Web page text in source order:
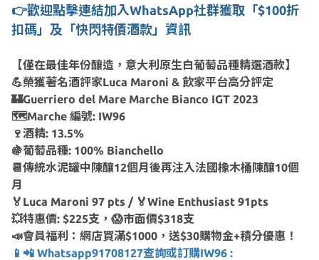
👉歡迎點擊連結加入WhatsApp社群獲取「$100折
扣碼」及「快閃特價酒款」資訊
【僅在最佳年份釀造，意大利原生白葡萄品種精選酒款】
💪榮獲著名酒評家Luca Maroni & 飲家平台高分評定
🏰Guerriero del Mare Marche Bianco IGT 2023
🗺Marche 編號: IW96
🍷酒精: 13.5%
🍇葡萄品種: 100% Bianchello
📆傳統水泥罐中陳釀12個月後再注入法國橡木桶陳釀10個
月
🏅Luca Maroni 97 pts / 🏅Wine Enthusiast 91pts
💥特惠價: $225支，😱市面價$318支
📣會員福利：網店買滿$1000，送$30購物金+積分優惠！
📱📲 Whatsapp91708127查詢或訂購IW96 :